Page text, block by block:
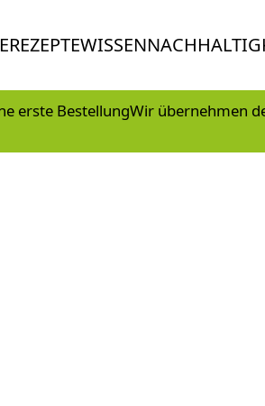
REZEPTEWISSEN
erste BestellungWir übernehmen